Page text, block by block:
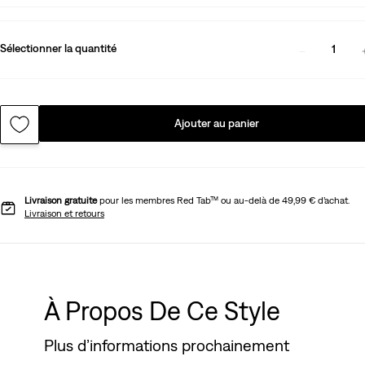
Sélectionner la quantité 1
Ajouter au panier
Livraison gratuitepour les membres Red Tab™ ou au-delà de 49,99 € d’achat.
Livraison et retours
À Propos De Ce Style
Plus d’informations prochainement